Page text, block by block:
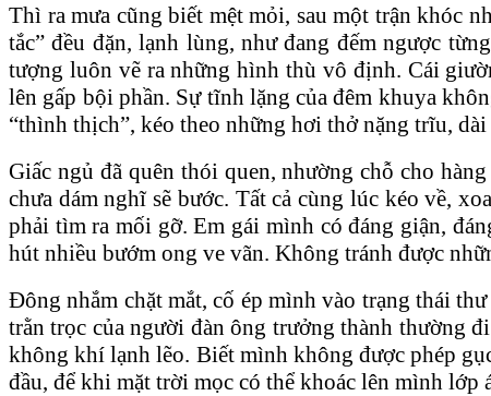
Thì ra mưa cũng biết mệt mỏi, sau một trận khóc
tắc” đều đặn, lạnh lùng, như đang đếm ngược
tượng luôn vẽ ra những hình thù vô định. Cái
lên gấp bội phần. Sự tĩnh lặng của đêm khuya
“thình thịch”, kéo theo những hơi thở nặng trĩu,
Giấc ngủ đã quên thói quen, nhường chỗ cho
chưa dám nghĩ sẽ bước. Tất cả cùng lúc kéo về,
phải tìm ra mối gỡ. Em gái mình có đáng giận,
hút nhiều bướm ong ve vãn. Không tránh được
​Đông nhắm chặt mắt, cố ép mình vào trạng thái
trằn trọc của người đàn ông trưởng thành thường
không khí lạnh lẽo. Biết mình không được phép
đầu, để khi mặt trời mọc có thể khoác lên mình lớp